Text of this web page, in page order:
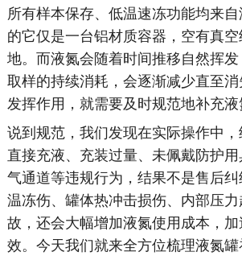
所有样本保存、低温速冻功能均来
的它仅是一台铝材质容器，空有真
地。而液氮会随着时间推移自然挥
取样的持续消耗，会逐渐减少直至
发挥作用，就需要及时规范地补充液
说到规范，我们发现在实际操作中
直接充液、充装过量、未佩戴防护
气通道等违规行为，结果不是售后
温冻伤、罐体热冲击损伤、内部压
故，还会大幅增加液氮使用成本，
效。今天我们就来全方位梳理液氮罐